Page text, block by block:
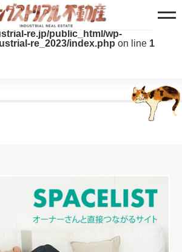
constant - assumed ' ' (this will
version of PHP) in
re.jp/public_html/wp-
re_2023/index.php on line 1